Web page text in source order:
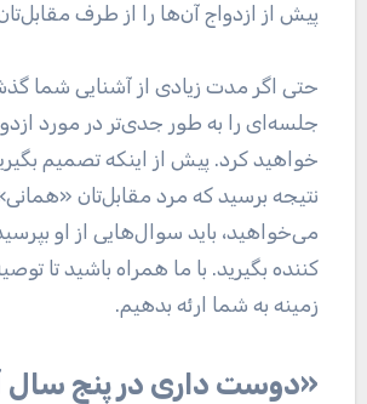
پیش از ازدواج آن‌ها را از طرف
حتی اگر مدت زیادی از آشنایی شما
جلسه‌ای را به طور جدی‌تر در مورد
خواهید کرد. پیش از اینکه تصمیم
نتیجه برسید که مرد مقابل‌تان
می‌خواهید، باید سوال‌هایی از او
کننده بگیرید. با ما همراه باشید تا
زمینه به شما ارئه بدهیم.
«دوست داری در پنج سال